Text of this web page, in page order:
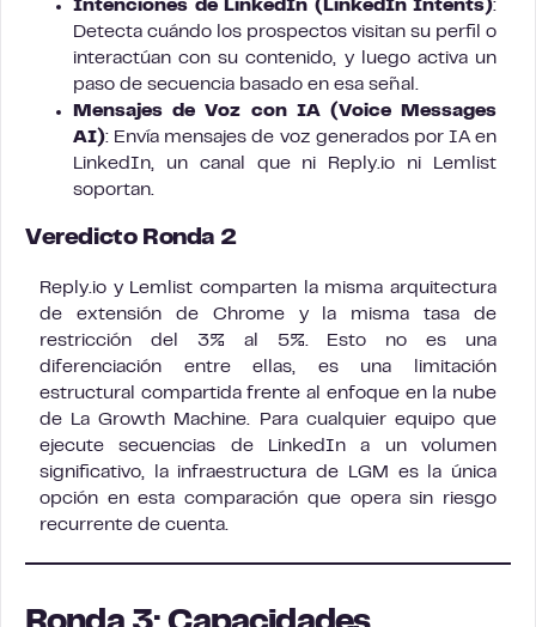
Intenciones de LinkedIn (LinkedIn Intents):
Detecta cuándo los prospectos visitan su perfil o
interactúan con su contenido, y luego activa un
paso de secuencia basado en esa señal.
Mensajes de Voz con IA (Voice Messages
AI): Envía mensajes de voz generados por IA en
LinkedIn, un canal que ni Reply.io ni Lemlist
soportan.
Veredicto Ronda 2
Reply.io y Lemlist comparten la misma arquitectura
de extensión de Chrome y la misma tasa de
restricción del 3% al 5%. Esto no es una
diferenciación entre ellas, es una limitación
estructural compartida frente al enfoque en la nube
de La Growth Machine. Para cualquier equipo que
ejecute secuencias de LinkedIn a un volumen
significativo, la infraestructura de LGM es la única
opción en esta comparación que opera sin riesgo
recurrente de cuenta.